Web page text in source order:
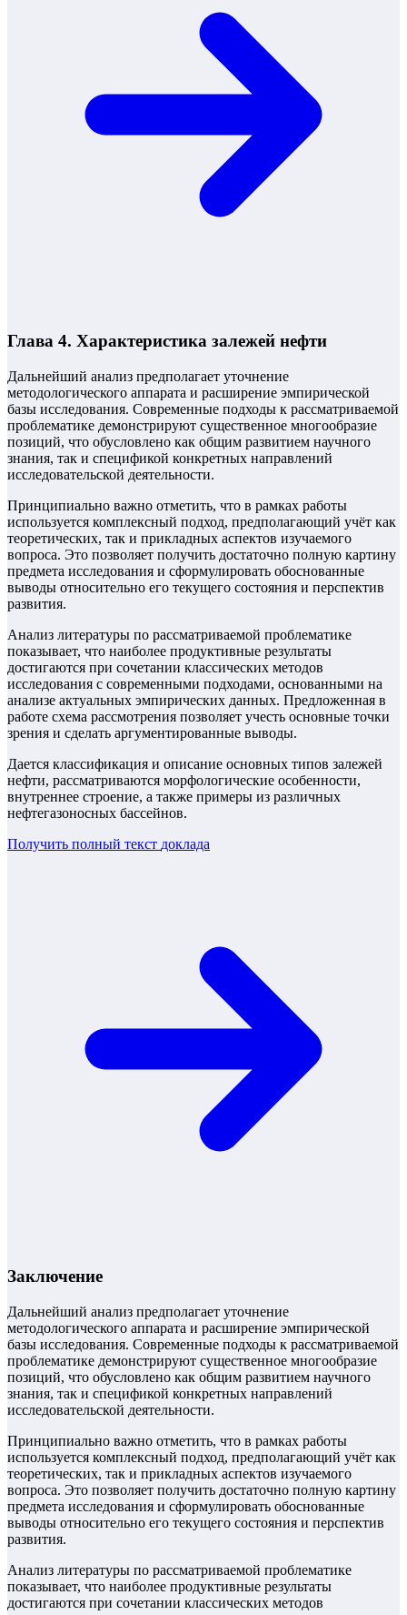
Глава 4. Характеристика залежей нефти
Дальнейший анализ предполагает уточнение
методологического аппарата и расширение эмпирической
базы исследования. Современные подходы к рассматриваемой
проблематике демонстрируют существенное многообразие
позиций, что обусловлено как общим развитием научного
знания, так и спецификой конкретных направлений
исследовательской деятельности.
Принципиально важно отметить, что в рамках работы
используется комплексный подход, предполагающий учёт как
теоретических, так и прикладных аспектов изучаемого
вопроса. Это позволяет получить достаточно полную картину
предмета исследования и сформулировать обоснованные
выводы относительно его текущего состояния и перспектив
развития.
Анализ литературы по рассматриваемой проблематике
показывает, что наиболее продуктивные результаты
достигаются при сочетании классических методов
исследования с современными подходами, основанными на
анализе актуальных эмпирических данных. Предложенная в
работе схема рассмотрения позволяет учесть основные точки
зрения и сделать аргументированные выводы.
Дается классификация и описание основных типов залежей
нефти, рассматриваются морфологические особенности,
внутреннее строение, а также примеры из различных
нефтегазоносных бассейнов.
Получить полный текст доклада
Заключение
Дальнейший анализ предполагает уточнение
методологического аппарата и расширение эмпирической
базы исследования. Современные подходы к рассматриваемой
проблематике демонстрируют существенное многообразие
позиций, что обусловлено как общим развитием научного
знания, так и спецификой конкретных направлений
исследовательской деятельности.
Принципиально важно отметить, что в рамках работы
используется комплексный подход, предполагающий учёт как
теоретических, так и прикладных аспектов изучаемого
вопроса. Это позволяет получить достаточно полную картину
предмета исследования и сформулировать обоснованные
выводы относительно его текущего состояния и перспектив
развития.
Анализ литературы по рассматриваемой проблематике
показывает, что наиболее продуктивные результаты
достигаются при сочетании классических методов